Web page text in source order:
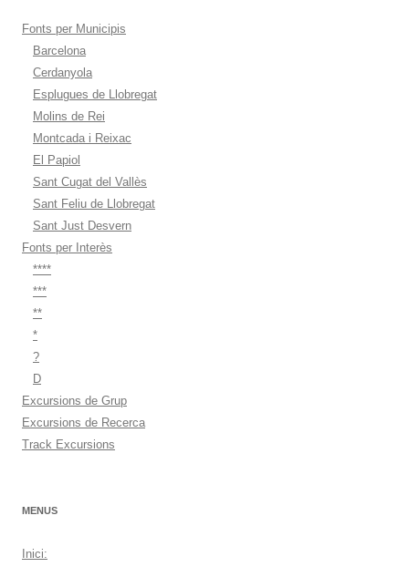
Fonts per Municipis
Barcelona
Cerdanyola
Esplugues de Llobregat
Molins de Rei
Montcada i Reixac
El Papiol
Sant Cugat del Vallès
Sant Feliu de Llobregat
Sant Just Desvern
Fonts per Interès
****
***
**
*
?
D
Excursions de Grup
Excursions de Recerca
Track Excursions
MENUS
Inici: